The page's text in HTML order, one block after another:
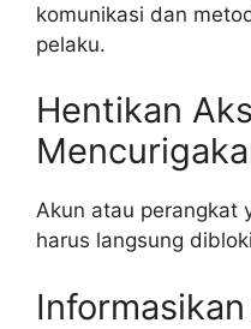
komunikasi dan
pelaku.
Hentikan
Akun atau perangkat
harus langsung